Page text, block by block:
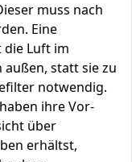
muss nach
Eine
Luft im
statt sie zu
notwendig.
ihre Vor-
über
erhältst,